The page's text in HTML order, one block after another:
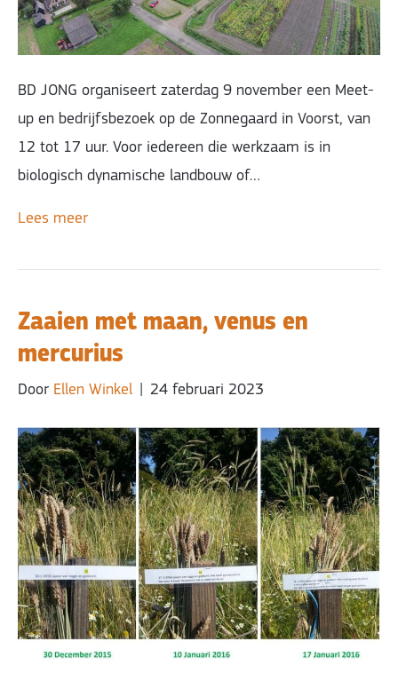
BD JONG organiseert zaterdag 9 november een Meet-
up en bedrijfsbezoek op de Zonnegaard in Voorst, van
12 tot 17 uur. Voor iedereen die werkzaam is in
biologisch dynamische landbouw of…
Lees meer
Zaaien met maan, venus en
mercurius
Door Ellen Winkel 24 februari 2023